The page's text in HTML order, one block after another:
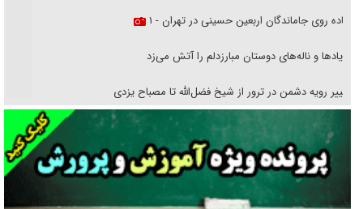
پیاده روی جاماندگان اربعین حسینی در تهران - ۱
فریاد‌ها و ناله‌های دوستان مبارزدلم را آتش می‌زد
تغییر رویه دشمن در ترور از شیخ فضل‌الله تا مصباح یزدی
خرید قسطی اولش خنده و آخرش گریه است!
فوتبال و آن «بالا»!
راهبرد غافلگیری با نسل جدید پهپاد‌ها